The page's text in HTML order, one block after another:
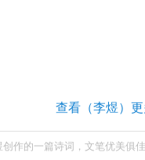
查看（李煜）
作的一篇诗词，文笔优美俱